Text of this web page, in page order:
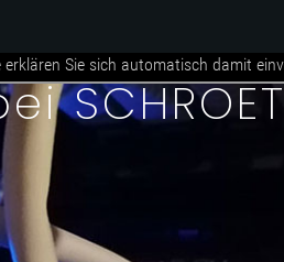
Sie sich automatisch damit